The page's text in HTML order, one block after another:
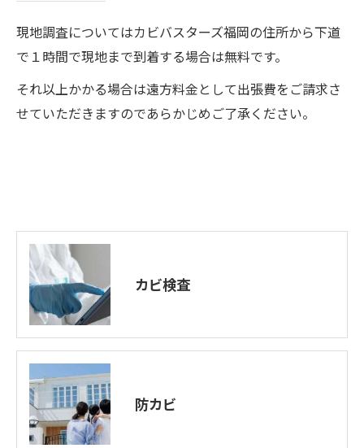
現地調査についてはカビバスターズ福岡の住所から下道
で１時間で現地まで到着する場合は無料です。
それ以上かかる場合は遠方料金として出張費をご請求さ
せていただきますのであらかじめご了承ください。
カビ検査
防カビ